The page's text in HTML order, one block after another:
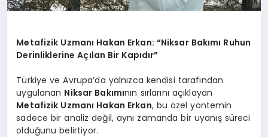
Metafizik Uzmanı Hakan Erkan: “Niksar Bakımı Ruhun
Derinliklerine Açılan Bir Kapıdır”
Türkiye ve Avrupa’da yalnızca kendisi tarafından
uygulanan Niksar Bakımının sırlarını açıklayan
Metafizik Uzmanı Hakan Erkan, bu özel yöntemin
sadece bir analiz değil, aynı zamanda bir uyanış süreci
olduğunu belirtiyor.